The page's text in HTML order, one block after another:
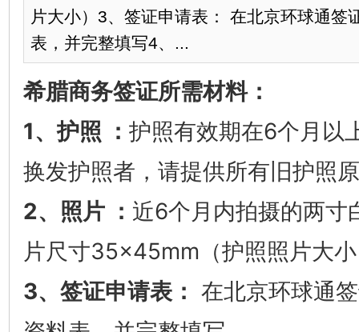
片大小）3、签证申请表： 在北京环球通签
表，并完整填写4、...
希腊商务签证所需材料：
1、护照 ： 护照有效期在6个月以
换发护照者，请提供所有旧护照
2、照片 ： 近6个月内拍摄的两寸
片尺寸35×45mm（护照照片大
3、签证申请表： 在北京环球通